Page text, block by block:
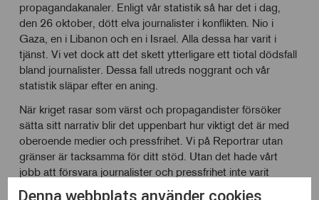
propagandakanaler. Enligt vår statistik så har det i dag,
den 26 oktober, dött elva journalister i konflikten. Nio i
Gaza, en i Libanon och en i Israel. Alla dessa har varit i
tjänst. Vi vet dock att det skett ytterligare ett tiotal dödsfall
bland journalister. Dessa fall utreds noggrant och vår
statistik släpar efter en aning.
När kriget rasar som värst och propagandister försöker
sätta sitt narrativ blir det uppenbart hur viktigt det är med
oberoende medier och pressfrihet. Vi på Reportrar utan
gränser är tacksamma för ditt stöd. Utan det hade vårt
jobb att försvara journalister och pressfrihet inte varit
möjligt. Även om det ser mörkt ut ibland så får vi inte
Denna webbplats använder cookies